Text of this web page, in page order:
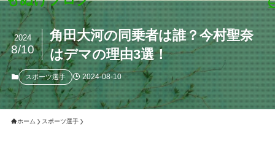
角田大河の同乗者は誰？今村聖奈
はデマの理由3選！
2024
8/10
スポーツ選手 2024-08-10
ホーム スポーツ選手